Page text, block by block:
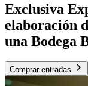
Exclusiva
elaboración
una Bodega
Comprar entradas